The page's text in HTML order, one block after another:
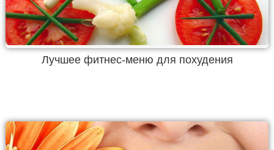
Лучшее фитнес-меню для похудения